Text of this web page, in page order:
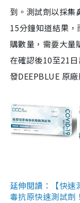
到。測試劑以採集
15分鐘知道結果
購數量，需要大量
在確認後10至21
發DEEPBLUE 原廠
延伸閱讀：【快速
毒抗原快速測試劑